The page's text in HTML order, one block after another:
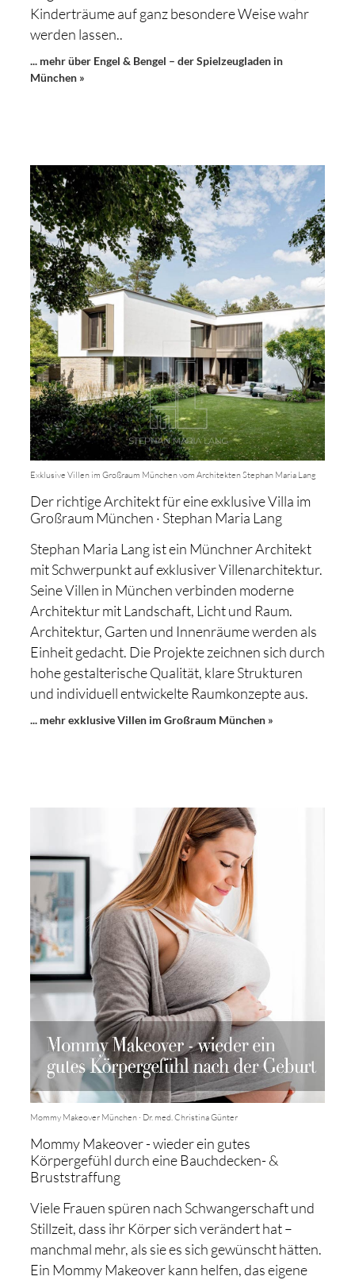
Kinderträume auf ganz besondere Weise wahr
werden lassen..
... mehr über Engel & Bengel – der Spielzeugladen in
München »
Exklusive Villen im Großraum München vom Architekten Stephan Maria Lang
Der richtige Architekt für eine exklusive Villa im
Großraum München · Stephan Maria Lang
Stephan Maria Lang ist ein Münchner Architekt
mit Schwerpunkt auf exklusiver Villenarchitektur.
Seine Villen in München verbinden moderne
Architektur mit Landschaft, Licht und Raum.
Architektur, Garten und Innenräume werden als
Einheit gedacht. Die Projekte zeichnen sich durch
hohe gestalterische Qualität, klare Strukturen
und individuell entwickelte Raumkonzepte aus.
... mehr exklusive Villen im Großraum München »
Mommy Makeover München · Dr. med. Christina Günter
Mommy Makeover - wieder ein gutes
Körpergefühl durch eine Bauchdecken- &
Bruststraffung
Viele Frauen spüren nach Schwangerschaft und
Stillzeit, dass ihr Körper sich verändert hat –
manchmal mehr, als sie es sich gewünscht hätten.
Ein Mommy Makeover kann helfen, das eigene